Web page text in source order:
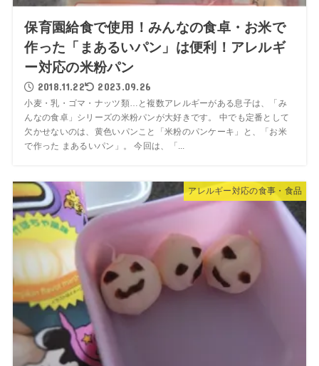
保育園給食で使用！みんなの食卓・お米で
作った「まあるいパン」は便利！アレルギ
ー対応の米粉パン
2018.11.22 2023.09.26
小麦・乳・ゴマ・ナッツ類…と複数アレルギーがある息子は、「み
んなの食卓」シリーズの米粉パンが大好きです。 中でも定番として
欠かせないのは、黄色いパンこと「米粉のパンケーキ」と、「お米
で作った まあるいパン」。 今回は、「...
アレルギー対応の食事・食品